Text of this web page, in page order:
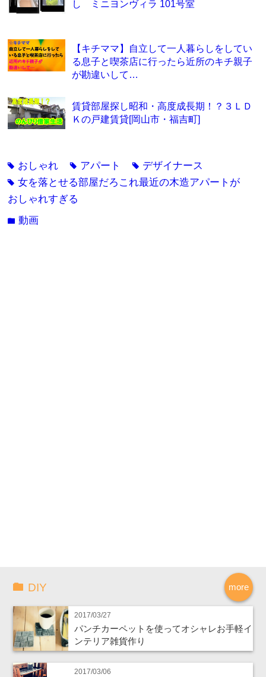
し ミニヨンヴィラ 101号室
【キチママ】自立して一人暮らしをしてい
る息子と喫茶店に行ったら近所のキチ親子
が勘違いして…
賃貸部屋探し昭和・高度成長期！？３ＬＤ
Ｋの戸建賃貸[岡山市・福吉町]
tag おしゃれ tag アパート tag デザイナース
tag女を落とせる部屋だろこれ最近の木造アパートが
おしゃれすぎる
folder動画
more
DIY
2017/03/27
パンチカーペットを使ってオシャレお手軽イ
ンテリア雑貨作り
2017/03/06